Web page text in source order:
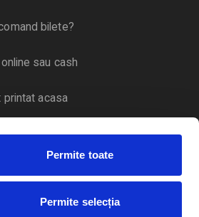
Permite toate
Permite selecția
bilete?
sau cash
printat acasa
prin curier
bilete